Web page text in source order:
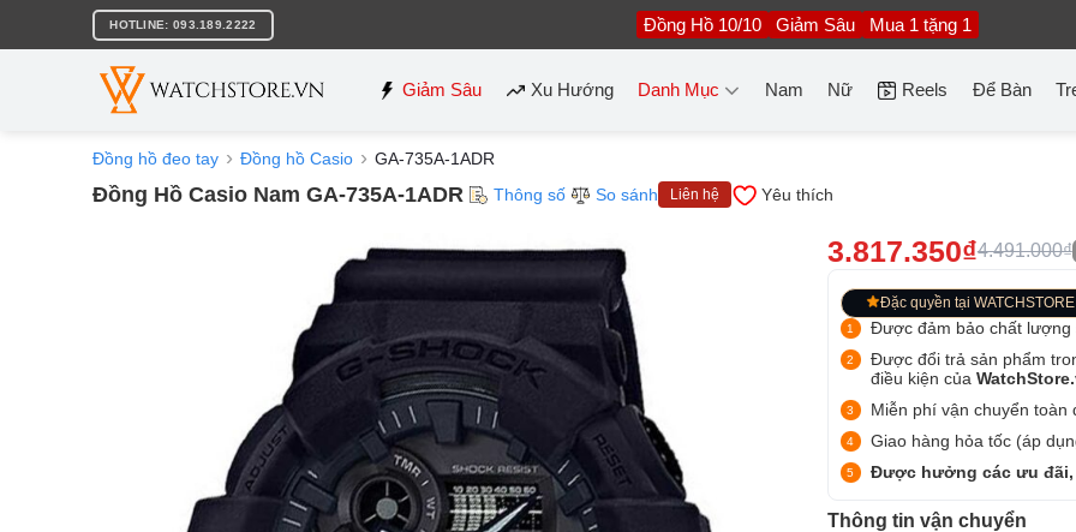
nội
HOTLINE: 093.189.2222 Đồng Hồ 10/10 Giảm Sâu Mua 1 tặng 1
Giảm Sâu Xu Hướng Danh Mục Nam Nữ Reels Để Bàn
Đồng hồ đeo tay Đồng hồ Casio GA-735A-1ADR
Đồng Hồ Casio Nam GA-735A-1ADR Thông số So sánh Liên hệ Yêu thích
3.817.350₫4.491.000₫
Đặc quyền tại WATCHSTORE
Được đảm bảo chất lượng
Được đổi trả sản phẩm
điều kiện của
Miễn phí vận chuyển toàn
Giao hàng hỏa tốc (áp
Được hưởng các ưu đãi,
Thông tin vận chuyển